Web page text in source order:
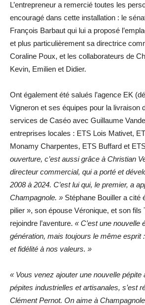
L’entrepreneur a remercié toutes les
encouragé dans cette installation : le
François Barbaut qui lui a proposé
et plus particulièrement sa directrice
Coraline Poux, et les collaborateurs de
Kevin, Emilien et Didier.
Ont également été salués l’agence EK
Vigneron et ses équipes pour la livraison
services de Caséo avec Guillaume
entreprises locales : ETS Lois Mativet,
Monamy Charpentes, ETS Buffard et
ouverture, c’est aussi grâce à Christian
directeur commercial, qui a porté et
2008 à 2024. C’est lui qui, le premier, a
Champagnole. » Stéphane Bouiller a cité
pilier », son épouse Véronique, et son fils
rejoindre l’aventure. « C’est une nouvelle
génération, mais toujours le même esprit
et fidélité à nos valeurs. »
« Vous venez ajouter une nouvelle pépite
pépites industrielles et artisanales, s’est
Clément Pernot. On aime à